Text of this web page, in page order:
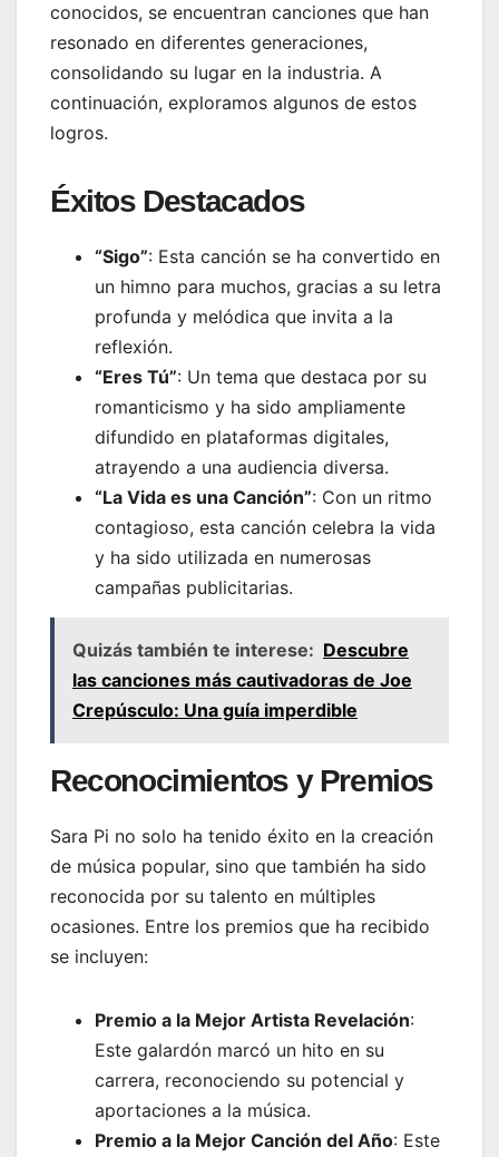
conocidos, se encuentran canciones que han
resonado en diferentes generaciones,
consolidando su lugar en la industria. A
continuación, exploramos algunos de estos
logros.
Éxitos Destacados
“Sigo”: Esta canción se ha convertido en
un himno para muchos, gracias a su letra
profunda y melódica que invita a la
reflexión.
“Eres Tú”: Un tema que destaca por su
romanticismo y ha sido ampliamente
difundido en plataformas digitales,
atrayendo a una audiencia diversa.
“La Vida es una Canción”: Con un ritmo
contagioso, esta canción celebra la vida
y ha sido utilizada en numerosas
campañas publicitarias.
Quizás también te interese: Descubre
las canciones más cautivadoras de Joe
Crepúsculo: Una guía imperdible
Reconocimientos y Premios
Sara Pi no solo ha tenido éxito en la creación
de música popular, sino que también ha sido
reconocida por su talento en múltiples
ocasiones. Entre los premios que ha recibido
se incluyen:
Premio a la Mejor Artista Revelación:
Este galardón marcó un hito en su
carrera, reconociendo su potencial y
aportaciones a la música.
Premio a la Mejor Canción del Año: Este